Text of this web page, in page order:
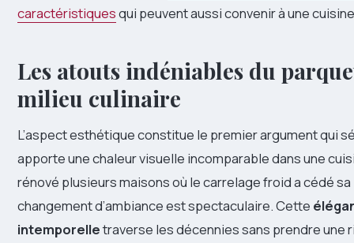
caractéristiquesqui peuvent aussi convenir à une
Les atouts indéniables du
milieu culinaire
L’aspect esthétique constitue le premier argument qui
apporte une chaleur visuelle incomparable dans une
rénové plusieurs maisons où le carrelage froid a cédé sa
changement d’ambiance est spectaculaire. Cette
intemporelletraverse les décennies sans prendre une